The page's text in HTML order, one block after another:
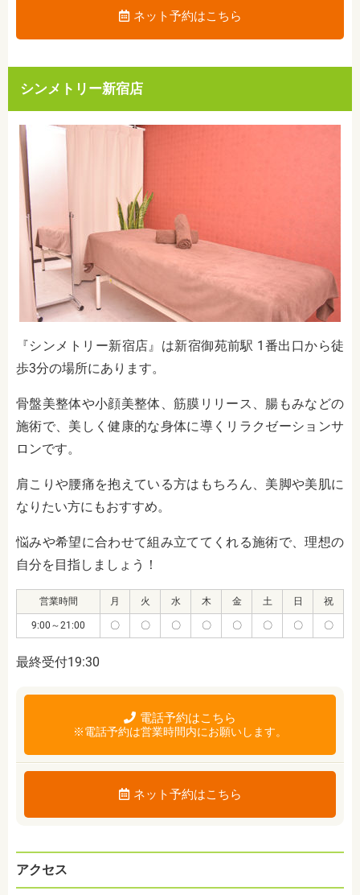
ネット予約はこちら
シンメトリー新宿店
『シンメトリー新宿店』は新宿御苑前駅 1番出口から徒
歩3分の場所にあります。
骨盤美整体や小顔美整体、筋膜リリース、腸もみなどの
施術で、美しく健康的な身体に導くリラクゼーションサ
ロンです。
肩こりや腰痛を抱えている方はもちろん、美脚や美肌に
なりたい方にもおすすめ。
悩みや希望に合わせて組み立ててくれる施術で、理想の
自分を目指しましょう！
営業時間 月 火 水 木 金 土 日 祝
9:00～21:00 〇 〇 〇 〇 〇 〇 〇 〇
最終受付19:30
電話予約はこちら
※電話予約は営業時間内にお願いします。
ネット予約はこちら
アクセス